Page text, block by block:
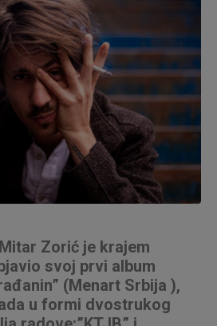
Zorić je krajem
svoj prvi album
(Menart Srbija ),
u formi dvostrukog